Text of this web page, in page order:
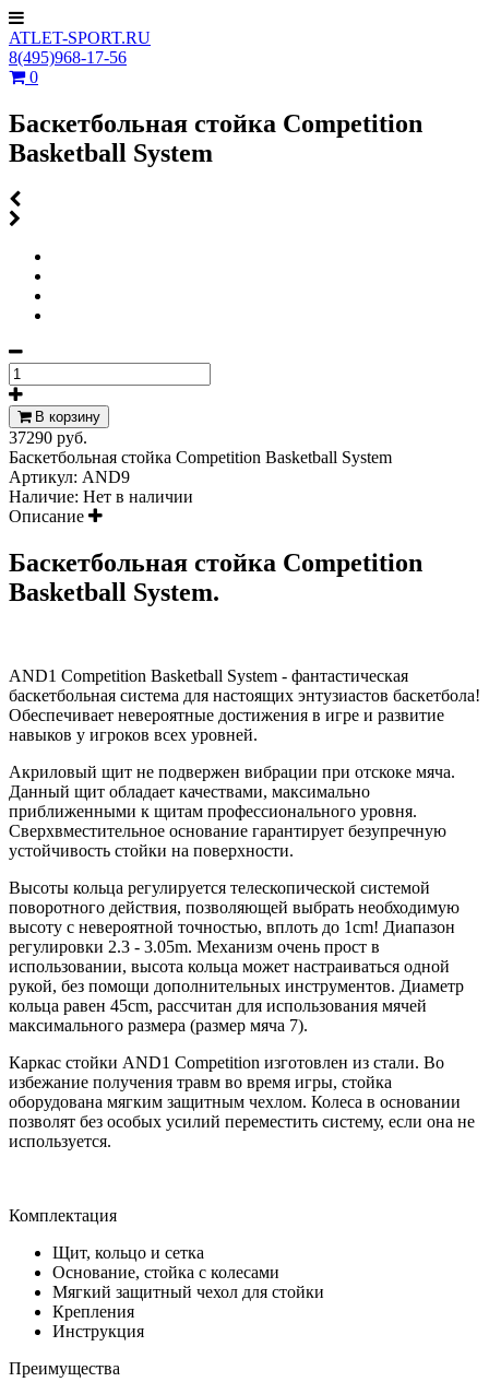
ATLET-SPORT.RU
8(495)968-17-56
0
Баскетбольная стойка Competition
Basketball System
В корзину
37290 руб.
Баскетбольная стойка Competition Basketball System
Артикул: AND9
Наличие: Нет в наличии
Описание
Баскетбольная стойка Competition
Basketball System.
AND1 Competition Basketball System - фантастическая
баскетбольная система для настоящих энтузиастов баскетбола!
Обеспечивает невероятные достижения в игре и развитие
навыков у игроков всех уровней.
Акриловый щит не подвержен вибрации при отскоке мяча.
Данный щит обладает качествами, максимально
приближенными к щитам профессионального уровня.
Сверхвместительное основание гарантирует безупречную
устойчивость стойки на поверхности.
Высоты кольца регулируется телескопической системой
поворотного действия, позволяющей выбрать необходимую
высоту с невероятной точностью, вплоть до 1cm! Диапазон
регулировки 2.3 - 3.05m. Механизм очень прост в
использовании, высота кольца может настраиваться одной
рукой, без помощи дополнительных инструментов. Диаметр
кольца равен 45cm, рассчитан для использования мячей
максимального размера (размер мяча 7).
Каркас стойки AND1 Competition изготовлен из стали. Во
избежание получения травм во время игры, стойка
оборудована мягким защитным чехлом. Колеса в основании
позволят без особых усилий переместить систему, если она не
используется.
Комплектация
Щит, кольцо и сетка
Основание, стойка с колесами
Мягкий защитный чехол для стойки
Крепления
Инструкция
Преимущества